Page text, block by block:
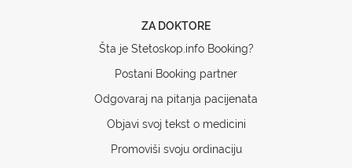
ZA DOKTORE
Šta je Stetoskop.info Booking?
Postani Booking partner
Odgovaraj na pitanja pacijenata
Objavi svoj tekst o medicini
Promoviši svoju ordinaciju